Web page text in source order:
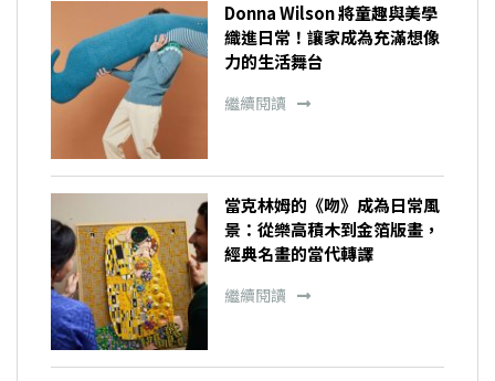
Donna Wilson 將童趣與美學
織進日常！讓家成為充滿想像
力的生活舞台
繼續閱讀
當克林姆的《吻》成為日常風
景：從樂高積木到金箔版畫，
經典名畫的當代轉譯
繼續閱讀